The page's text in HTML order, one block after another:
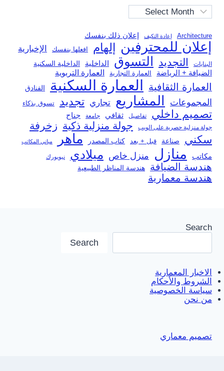
Archives
Architecture إعادة التكيف إعلان ذلك بنفسك
إعلان للمحترفين إلهام افعلها بنفسك الإخبارية
البنايات التجديد التسوق الداخلية الداخلية السكنية
الضيافة + الرياضة العمارة التجارية العمارة التربوية
العمارة الثقافية العمارة السكنية الفنادق
المجموعات المشاريع تجاري تجديد تسوق بذكاء
تصميم داخلي تفاصيل ثقافي جامعة جناح
جولة منزلية حصرية على الويب جولة منزلية ذكية زخرفة
سكني صناعة قبل + بعد كتاب المصدر ماهر مباني المكاتب
مكاتب منازل منزل خاص ميلادي نيويورك
هندسة الضيافة هندسة المناظر الطبيعية
هندسة معمارية
Search
Search
الاخبار المعمارية
الشروط والأحكام
سياسة الخصوصية
من نحن
تصميم معماري